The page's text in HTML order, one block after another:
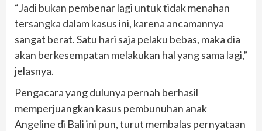
“Jadi bukan pembenar lagi untuk tidak menahan
tersangka dalam kasus ini, karena ancamannya
sangat berat. Satu hari saja pelaku bebas, maka dia
akan berkesempatan melakukan hal yang sama lagi,”
jelasnya.
Pengacara yang dulunya pernah berhasil
memperjuangkan kasus pembunuhan anak
Angeline di Bali ini pun, turut membalas pernyataan